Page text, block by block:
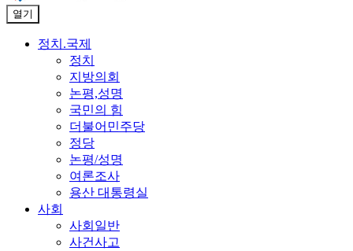
열기
정치.국제
정치
지방의회
논평,성명
국민의 힘
더불어민주당
정당
논평/성명
여론조사
용산 대통령실
사회
사회일반
사건사고